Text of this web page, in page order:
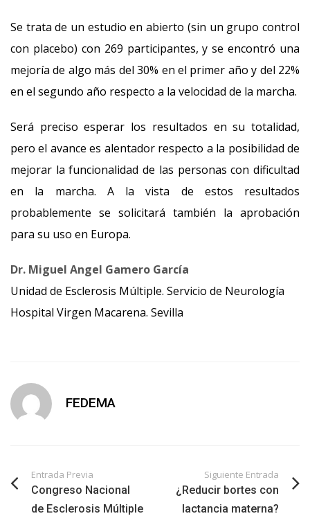
Se trata de un estudio en abierto (sin un grupo control
con placebo) con 269 participantes, y se encontró una
mejoría de algo más del 30% en el primer año y del 22%
en el segundo año respecto a la velocidad de la marcha.
Será preciso esperar los resultados en su totalidad,
pero el avance es alentador respecto a la posibilidad de
mejorar la funcionalidad de las personas con dificultad
en la marcha. A la vista de estos resultados
probablemente se solicitará también la aprobación
para su uso en Europa.
Dr. Miguel Angel Gamero García
Unidad de Esclerosis Múltiple. Servicio de Neurología
Hospital Virgen Macarena. Sevilla
FEDEMA
Entrada Previa
Congreso Nacional
de Esclerosis Múltiple
Siguiente Entrada
¿Reducir bortes con
lactancia materna?